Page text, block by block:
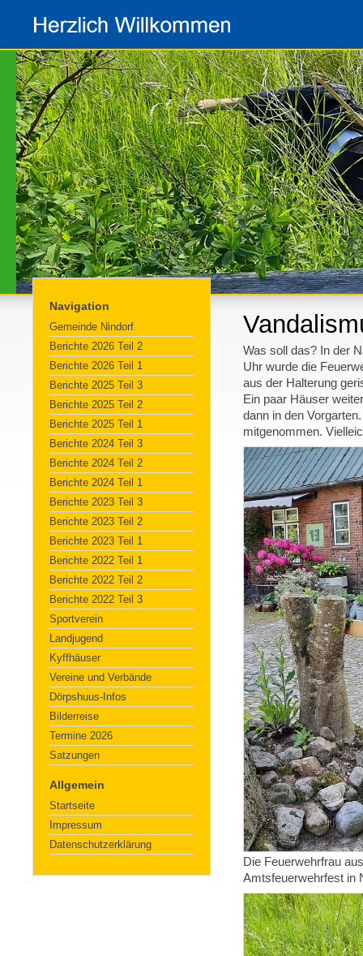
Navigation
Gemeinde Nindorf
Berichte 2026 Teil 2
Berichte 2026 Teil 1
Berichte 2025 Teil 3
Berichte 2025 Teil 2
Berichte 2025 Teil 1
Berichte 2024 Teil 3
Berichte 2024 Teil 2
Berichte 2024 Teil 1
Berichte 2023 Teil 3
Berichte 2023 Teil 2
Berichte 2023 Teil 1
Berichte 2022 Teil 1
Berichte 2022 Teil 2
Berichte 2022 Teil 3
Sportverein
Landjugend
Kyffhäuser
Vereine und Verbände
Dörpshuus-Infos
Bilderreise
Termine 2026
Satzungen
Allgemein
Startseite
Impressum
Datenschutzerklärung
Was soll das? In der
Uhr wurde die
aus der Halterung
Ein paar Häuser
dann in den
mitgenommen.
Die Feuerwehrfrau
Amtsfeuerwehrfest in